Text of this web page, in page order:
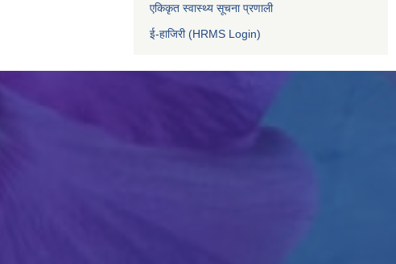
एकिकृत स्वास्थ्य सूचना प्रणाली
ई-हाजिरी (HRMS Login)